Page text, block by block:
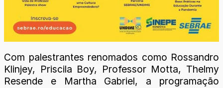
Com palestrantes renomados como Rossandro
Klinjey, Priscila Boy, Professor Motta, Thelmy
Resende e Martha Gabriel, a programação